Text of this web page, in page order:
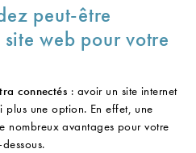
peut-être
web pour votre
connectés : avoir un site internet
plus une option. En effet, une
nombreux avantages pour votre